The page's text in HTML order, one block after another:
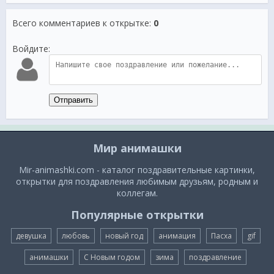
Всего комментариев к открытке: 0
Войдите:
Отправить
Мир анимашки
Mir-animashki.com - каталог поздравительные картинки,
открытки для поздравления любимым друзьям, родным и
коллегам.
Популярные открытки
девушка любовь новый год анимация Пасха gif
анимашки С Новым годом зима поздравление